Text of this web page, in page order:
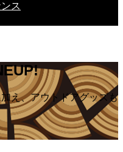
ス
え、アウトドアグッズも